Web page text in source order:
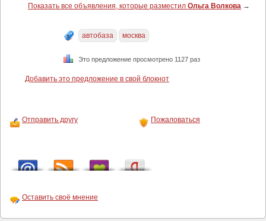
Показать все объявления, которые разместил Ольга Волкова →
автобаза москва
Это предложение просмотрено 1127 раз
Добавить это предложение в свой блокнот
Отправить другу Пожаловаться
Оставить своё мнение